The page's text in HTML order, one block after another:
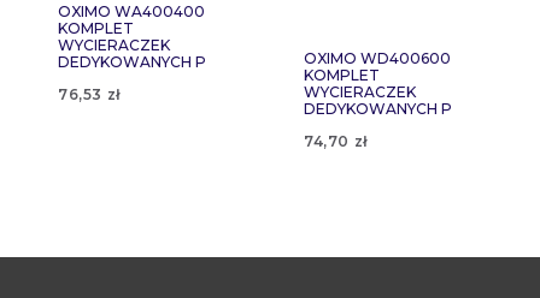
OXIMO WA400400
KOMPLET
WYCIERACZEK
DEDYKOWANYCH P
76,53 zł
OXIMO WD400600
KOMPLET
WYCIERACZEK
DEDYKOWANYCH P
74,70 zł